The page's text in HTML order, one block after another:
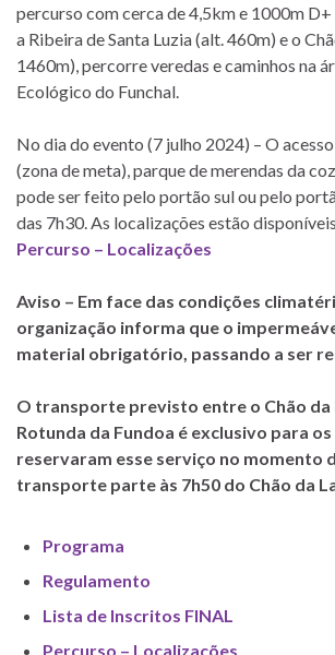
percurso com cerca de 4,5km e 1000m
a Ribeira de Santa Luzia (alt. 460m) e o
1460m), percorre veredas e caminhos na
Ecológico do Funchal.
No dia do evento (7 julho 2024) – O
(zona de meta), parque de merendas da
pode ser feito pelo portão sul ou pelo
das 7h30. As localizações estão
Percurso – Localizações
Aviso – Em face das condições
organização informa que o
material obrigatório, passando a ser
O transporte previsto entre o Chão da
Rotunda da Fundoa é exclusivo para
reservaram esse serviço no momento
transporte parte às 7h50 do Chão da
Programa
Regulamento
Lista de Inscritos FINAL
Percurso – Localizações